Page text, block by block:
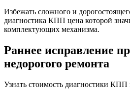
Избежать сложного и
диагностика КПП цена которой
комплектующих механизма.
Раннее исправление
недорогого ремонта
Узнать стоимость диагностики